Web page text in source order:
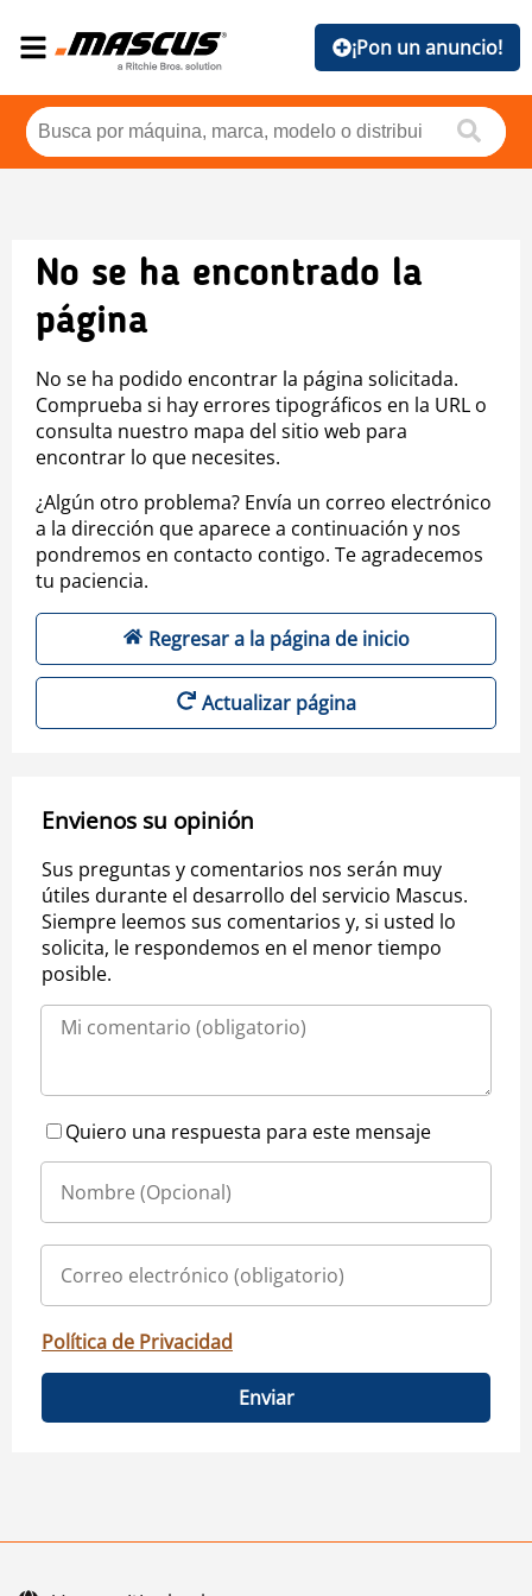
¡Pon un anuncio!
No se ha encontrado la
página
No se ha podido encontrar la página solicitada.
Comprueba si hay errores tipográficos en la URL o
consulta nuestro mapa del sitio web para
encontrar lo que necesites.
¿Algún otro problema? Envía un correo electrónico
a la dirección que aparece a continuación y nos
pondremos en contacto contigo. Te agradecemos
tu paciencia.
Regresar a la página de inicio
Actualizar página
Envienos su opinión
Sus preguntas y comentarios nos serán muy
útiles durante el desarrollo del servicio Mascus.
Siempre leemos sus comentarios y, si usted lo
solicita, le respondemos en el menor tiempo
posible.
Quiero una respuesta para este mensaje
Política de Privacidad
Enviar